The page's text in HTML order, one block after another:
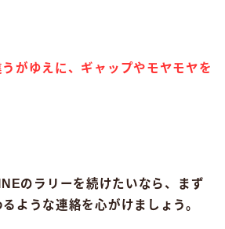
がゆえに、ギャップやモヤモヤを
のラリーを続けたいなら、まず
ような連絡を心がけましょう。